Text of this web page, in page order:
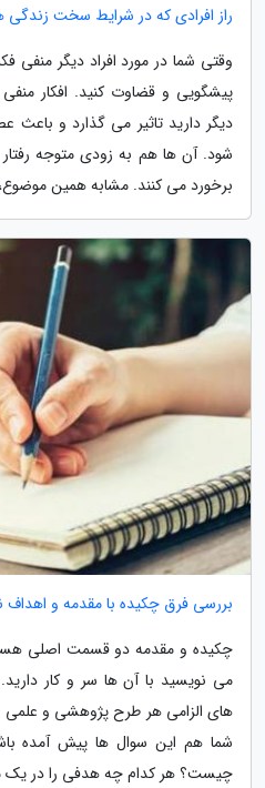
راز افرادی که در شرایط سخت
وقتی شما در مورد افراد دیگر
پیشگویی و قضاوت کنید. افکار منفی
دیگر دارید تاثیر می گذارد و باعث
شود. آن ها هم به زودی متوجه
برخورد می کنند. مشابه همین
بررسی فرق چکیده با مقدمه و اهداف
چکیده و مقدمه دو قسمت اصلی
می نویسید با آن ها سر و کار
های الزامی هر طرح پژوهشی و علمی
شما هم این سوال ها پیش آمده
چیست؟ هر کدام چه هدفی را در یک